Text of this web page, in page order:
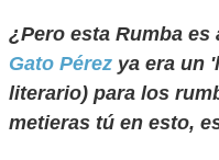
¿Pero esta Rumba
Gato Pérez ya era un
literario) para los
metieras tú en esto,